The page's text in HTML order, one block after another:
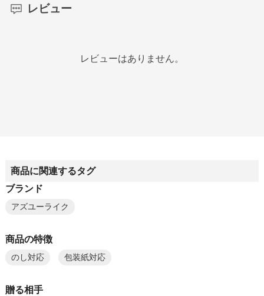
レビュー
レビューはありません。
商品に関連するタグ
ブランド
アズユーライク
商品の特徴
のし対応 包装紙対応
贈る相手